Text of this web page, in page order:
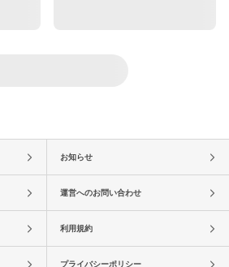
お知らせ
運営へのお問い合わせ
利用規約
プライバシーポリシー